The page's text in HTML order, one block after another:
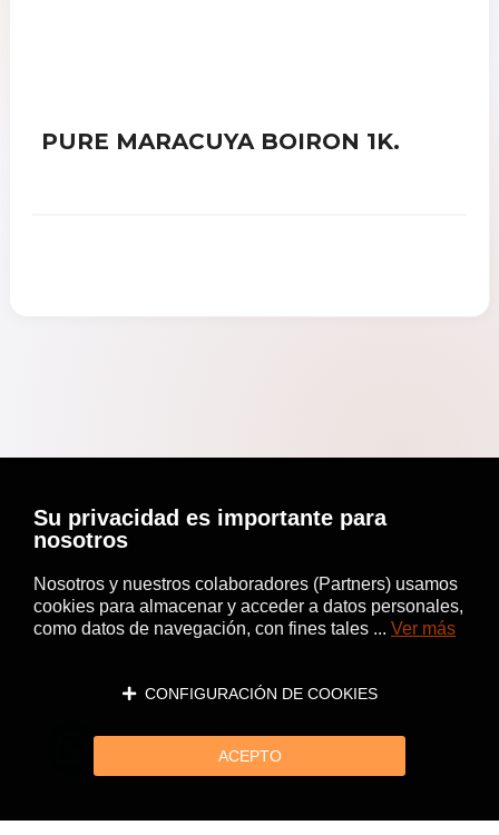
PURE MARACUYA BOIRON 1K.
Su privacidad es importante para
nosotros
Nosotros y nuestros colaboradores (Partners) usamos
cookies para almacenar y acceder a datos personales,
como datos de navegación, con fines tales ... Ver más
CONFIGURACIÓN DE COOKIES
ACEPTO